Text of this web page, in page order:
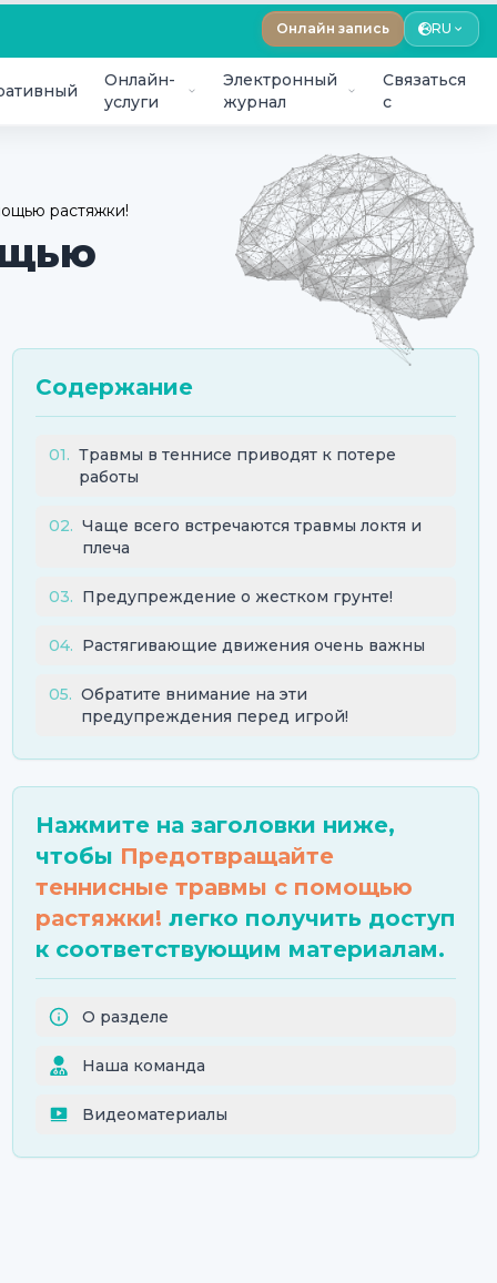
Онлайн запись RU
Онлайн-
услуги
Электронный
журнал
Связаться
с
растяжки!
Содержание
01. Травмы в теннисе приводят к потере
работы
02. Чаще всего встречаются травмы локтя и
плеча
03. Предупреждение о жестком грунте!
04. Растягивающие движения очень важны
05. Обратите внимание на эти
предупреждения перед игрой!
Нажмите на заголовки ниже,
чтобы Предотвращайте
теннисные травмы с помощью
растяжки! легко получить доступ
к соответствующим материалам.
О разделе
Наша команда
Видеоматериалы